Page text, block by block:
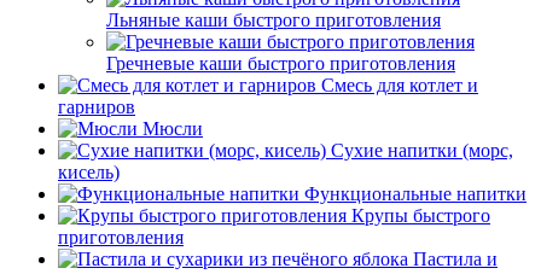
Льняные каши быстрого приготовления
Гречневые каши быстрого приготовления
Смесь для котлет и
гарниров
Мюсли
Сухие напитки (морс,
кисель)
Функциональные напитки
Крупы быстрого
приготовления
Пастила и